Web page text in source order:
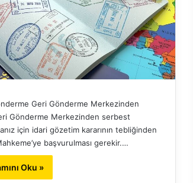
Geri Gönderme Merkezinden
Gönderme Merkezinden serbest
için idari gözetim kararının tebliğinden
başvurulması gerekir.…
Oku »